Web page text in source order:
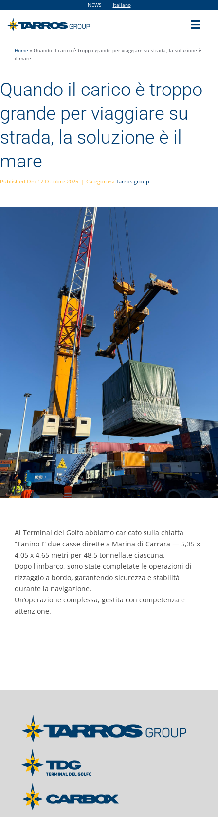
contenuto
NEWS Italiano
Home
The Group
Solutions
Sustainability
People
Contacts
Home » Quando il carico è troppo grande per viaggiare su strada, la soluzione è
il mare
Quando il carico è troppo
grande per viaggiare su
strada, la soluzione è il
mare
Published On: 17 Ottobre 2025 | Categories: Tarros group
Al Terminal del Golfo abbiamo caricato sulla chiatta
“Tanino I” due casse dirette a Marina di Carrara — 5,35 x
4,05 x 4,65 metri per 48,5 tonnellate ciascuna.
Dopo l’imbarco, sono state completate le operazioni di
rizzaggio a bordo, garantendo sicurezza e stabilità
durante la navigazione.
Un’operazione complessa, gestita con competenza e
attenzione.